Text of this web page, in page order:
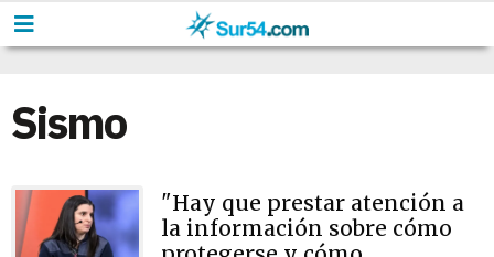
Sismo
"Hay que prestar atención a
la información sobre cómo